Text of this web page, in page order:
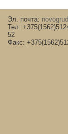
Эл. почта:
Тел:
52
Факс: